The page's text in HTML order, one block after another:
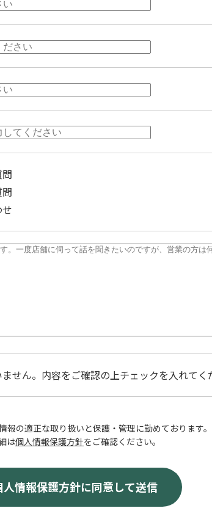
せん。内容をご確認の上チェックを入れてく
報の適正な取り扱いと保護・管理に勤めております。
は個人情報保護方針をご確認ください。